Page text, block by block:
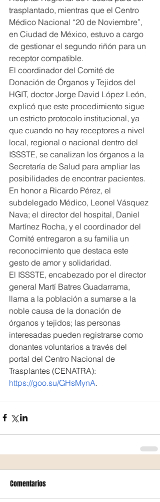
trasplantado, mientras que el Centro
Médico Nacional “20 de Noviembre”,
en Ciudad de México, estuvo a cargo
de gestionar el segundo riñón para un
receptor compatible.
El coordinador del Comité de
Donación de Órganos y Tejidos del
HGIT, doctor Jorge David López León,
explicó que este procedimiento sigue
un estricto protocolo institucional, ya
que cuando no hay receptores a nivel
local, regional o nacional dentro del
ISSSTE, se canalizan los órganos a la
Secretaría de Salud para ampliar las
posibilidades de encontrar pacientes.
En honor a Ricardo Pérez, el
subdelegado Médico, Leonel Vásquez
Nava; el director del hospital, Daniel
Martínez Rocha, y el coordinador del
Comité entregaron a su familia un
reconocimiento que destaca este
gesto de amor y solidaridad.
El ISSSTE, encabezado por el director
general Martí Batres Guadarrama,
llama a la población a sumarse a la
noble causa de la donación de
órganos y tejidos; las personas
interesadas pueden registrarse como
donantes voluntarios a través del
portal del Centro Nacional de
Trasplantes (CENATRA):
https://goo.su/GHsMynA.
Comentarios